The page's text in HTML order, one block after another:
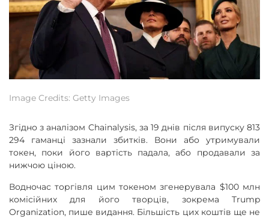
Image Credits: Getty Images
Згідно з аналізом Chainalysis, за 19 днів після випуску 813
294 гаманці зазнали збитків. Вони або утримували
токен, поки його вартість падала, або продавали за
нижчою ціною.
Водночас торгівля цим токеном згенерувала $100 млн
комісійних для його творців, зокрема Trump
Organization, пише видання. Більшість цих коштів ще не